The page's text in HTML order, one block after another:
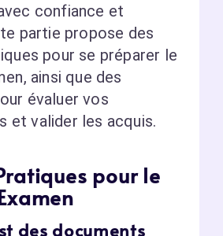
confiance et
partie propose des
pour se préparer le
ainsi que des
évaluer vos
et valider les acquis.
pour le
des documents